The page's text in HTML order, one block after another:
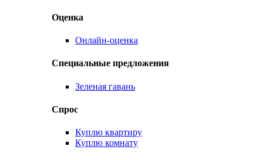
Оценка
Онлайн-оценка
Специальные предложения
Зеленая гавань
Спрос
Куплю квартиру
Куплю комнату